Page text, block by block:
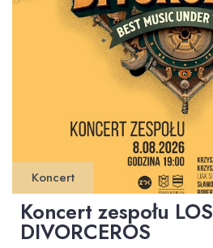
Koncert
Koncert zespołu LOS
DIVORCEROS